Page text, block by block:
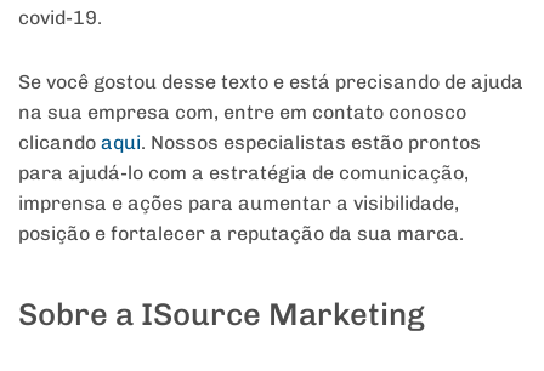
covid-19.
Se você gostou desse texto e está precisando de ajuda
na sua empresa com, entre em contato conosco
clicando aqui. Nossos especialistas estão prontos
para ajudá-lo com a estratégia de comunicação,
imprensa e ações para aumentar a visibilidade,
posição e fortalecer a reputação da sua marca.
Sobre a ISource Marketing